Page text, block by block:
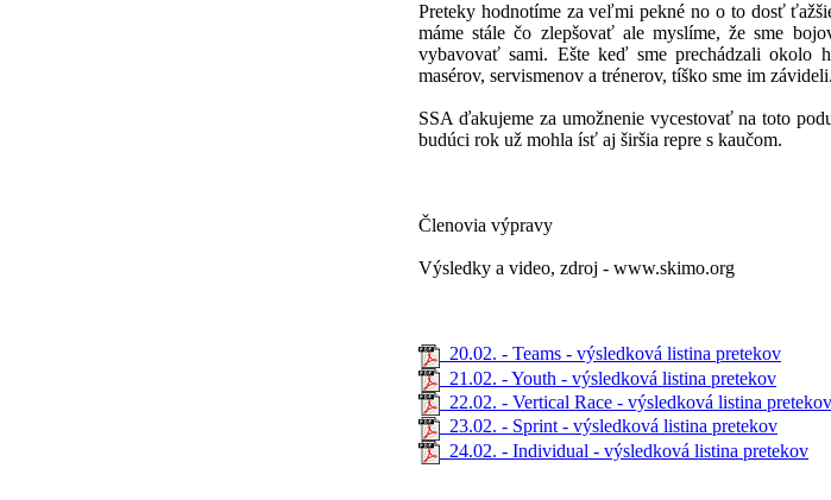
Preteky hodnotíme za veľmi pekné no o to dosť
máme stále čo zlepšovať ale myslíme, že sme
vybavovať sami. Ešte keď sme prechádzali okolo
masérov, servismenov a trénerov, tíško sme im závideli.
SSA ďakujeme za umožnenie vycestovať na toto
budúci rok už mohla ísť aj širšia repre s kaučom.
Členovia výpravy
Výsledky a video, zdroj - www.skimo.org
20.02. - Teams - výsledková listina pretekov
21.02. - Youth - výsledková listina pretekov
22.02. - Vertical Race - výsledková listina pretekov
23.02. - Sprint - výsledková listina pretekov
24.02. - Individual - výsledková listina pretekov